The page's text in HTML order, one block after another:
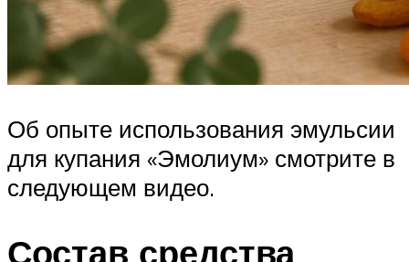
Об опыте использования эмульсии
для купания «Эмолиум» смотрите в
следующем видео.
Состав средства